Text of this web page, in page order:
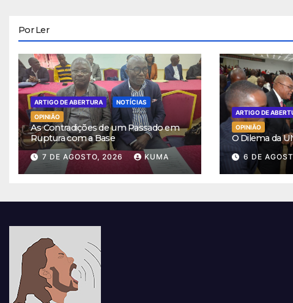
Por Ler
ARTIGO DE ABERTURA
NOTÍCIAS
OPINIÃO
As Contradições de um Passado em
Ruptura com a Base
7 DE AGOSTO, 2026 KUMA
ARTIGO DE
OPINIÃO
O Dilema da
6 DE